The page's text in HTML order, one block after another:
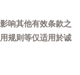
响其他有效条款之
规则等仅适用於诚